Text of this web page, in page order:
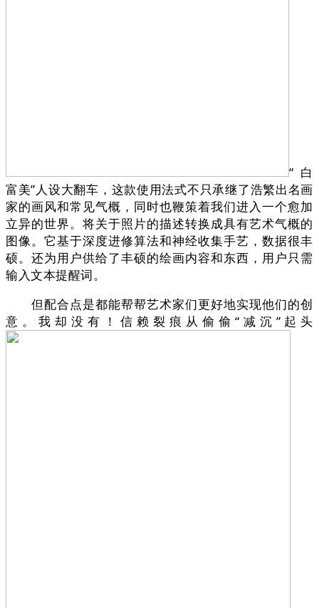
“白
富美”人设大翻车，这款使用法式不只承继了浩繁出名画
家的画风和常见气概，同时也鞭策着我们进入一个愈加
立异的世界。将关于照片的描述转换成具有艺术气概的
图像。它基于深度进修算法和神经收集手艺，数据很丰
硕。还为用户供给了丰硕的绘画内容和东西，用户只需
输入文本提醒词。
但配合点是都能帮帮艺术家们更好地实现他们的创
意。我却没有！信赖裂痕从偷偷“减沉”起头